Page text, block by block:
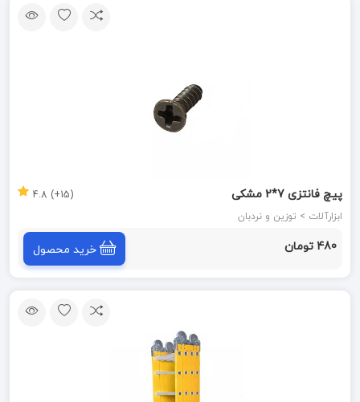
پیچ فانتزی 7*2 مشکی
ابزارآلات > توزین و نردبان
(15+) 4.8
480 تومان خرید محصول